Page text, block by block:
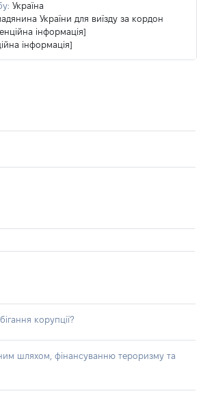
Україна
України для виїзду за кордон
інформація]
інформація]
корупції?
шляхом, фінансуванню тероризму та